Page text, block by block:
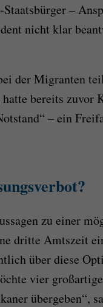
–
nicht klar
der Migranten
bereits zuvor
– ein
zu einer
dritte Amtszeit
über diese
vier
übergeben“,